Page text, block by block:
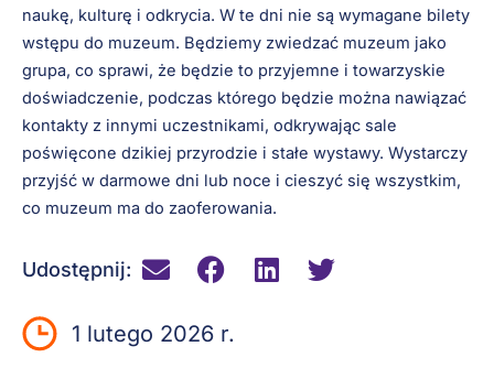
naukę, kulturę i odkrycia. W te dni nie są wymagane bilety
wstępu do muzeum. Będziemy zwiedzać muzeum jako
grupa, co sprawi, że będzie to przyjemne i towarzyskie
doświadczenie, podczas którego będzie można nawiązać
kontakty z innymi uczestnikami, odkrywając sale
poświęcone dzikiej przyrodzie i stałe wystawy. Wystarczy
przyjść w darmowe dni lub noce i cieszyć się wszystkim,
co muzeum ma do zaoferowania.
Udostępnij:
1 lutego 2026 r.